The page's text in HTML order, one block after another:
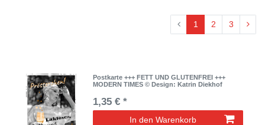
1 2 3
Postkarte +++ FETT UND GLUTENFREI +++
MODERN TIMES © Design: Katrin Diekhof
1,35 € *
In den Warenkorb